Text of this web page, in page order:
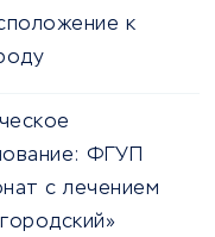
к
ФГУП
с лечением